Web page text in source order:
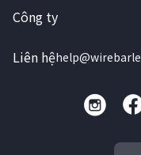
Công ty
Liên hệ